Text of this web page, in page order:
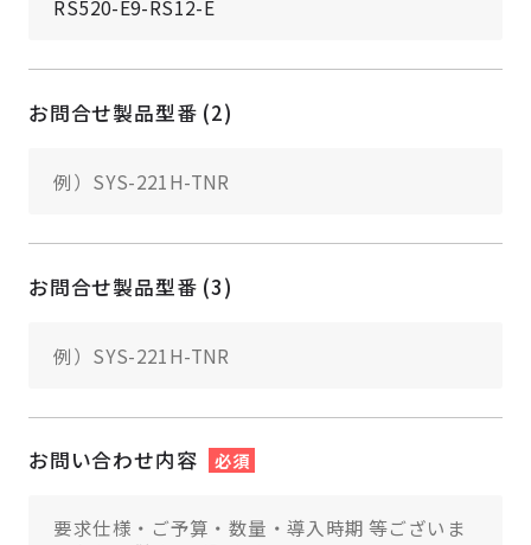
お問合せ製品型番 (2)
お問合せ製品型番 (3)
お問い合わせ内容 必須